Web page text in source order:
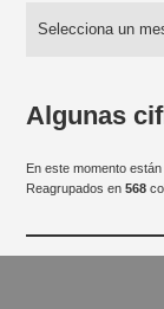
Algunas
En este momento
Reagrupados en568